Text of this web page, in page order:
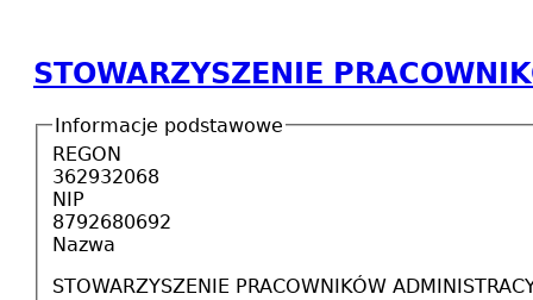
STOWARZYSZENIE
Informacje podstawowe
REGON
362932068
NIP
8792680692
Nazwa
STOWARZYSZENIE PRACOWNIKÓW